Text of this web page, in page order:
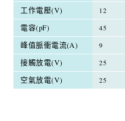
工作電壓(V) 12
電容(pF) 45
峰值脈衝電流(A) 9
接觸放電(V) 25
空氣放電(V) 25